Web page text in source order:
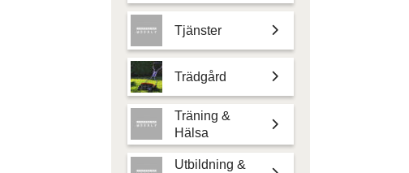
Tjänster
Trädgård
Träning &
Hälsa
Utbildning &